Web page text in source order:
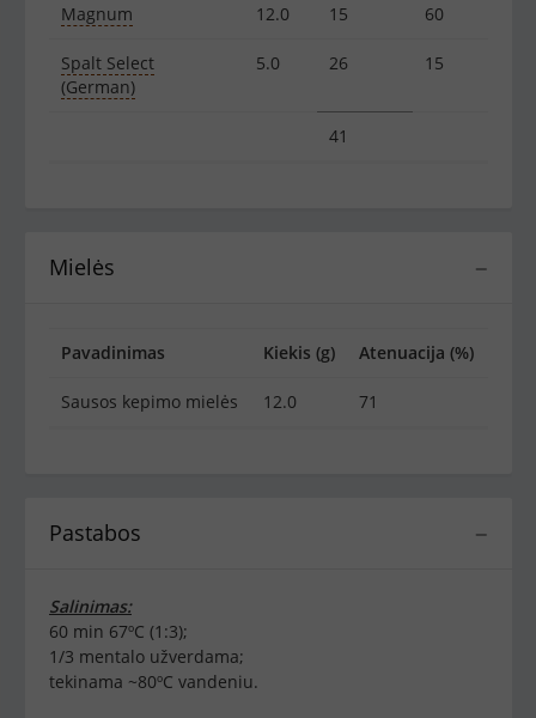
Magnum 12.0 15 60
Spalt Select
(German)
5.0 26 15
41
−
Mielės
Pavadinimas Kiekis (g) Atenuacija (%)
Sausos kepimo mielės 12.0 71
−
Pastabos
Salinimas:
60 min 67ºC (1:3);
1/3 mentalo užverdama;
tekinama ~80ºC vandeniu.